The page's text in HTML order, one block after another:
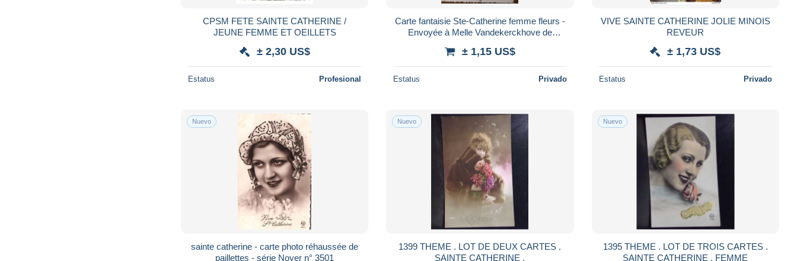
CPSM FETE SAINTE CATHERINE /
JEUNE FEMME ET OEILLETS
± 2,30 US$
Estatus Profesional
Carte fantaisie Ste-Catherine femme fleurs -
Envoyée à Melle Vandekerckhove de
± 1,15 US$
Estatus Privado
VIVE SAINTE CATHERINE JOLIE MINOIS
REVEUR
± 1,73 US$
Estatus Privado
Nuevo
sainte catherine - carte photo réhaussée de
paillettes - série Noyer n° 3501
Nuevo
1399 THEME . LOT DE DEUX CARTES .
SAINTE CATHERINE .
Nuevo
1395 THEME . LOT DE TROIS CARTES .
SAINTE CATHERINE . FEMME